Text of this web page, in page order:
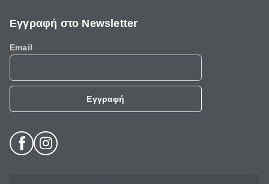
Εγγραφή στο Newsletter
Email
Εγγραφή